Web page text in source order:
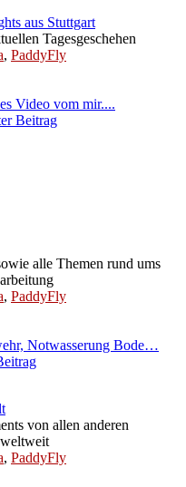
aus Stuttgart
Tagesgeschehen
, PaddyFly
Video vom mir....
Beitrag
alle Themen rund ums
, PaddyFly
Notwasserung Bode…
von allen anderen
, PaddyFly